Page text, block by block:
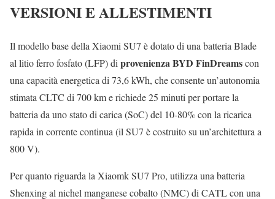
VERSIONI E ALLESTIMENTI
Il modello base della Xiaomi SU7 è dotato di una batteria Blade
al litio ferro fosfato (LFP) di provenienza BYD FinDreamscon
una capacità energetica di 73,6 kWh, che consente un’autonomia
stimata CLTC di 700 km e richiede 25 minuti per portare la
batteria da uno stato di carica (SoC) del 10-80% con la ricarica
rapida in corrente continua (il SU7 è costruito su un’architettura a
800 V).
Per quanto riguarda la Xiaomk SU7 Pro, utilizza una batteria
Shenxing al nichel manganese cobalto (NMC) di CATL con una